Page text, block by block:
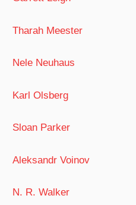
Tharah Meester
Nele Neuhaus
Karl Olsberg
Sloan Parker
Aleksandr Voinov
N. R. Walker